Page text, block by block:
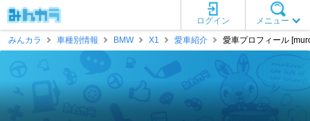
メニュー
ログイン
みんカラ
車種別情報 BMW X1 愛車紹介 愛車プロフィール